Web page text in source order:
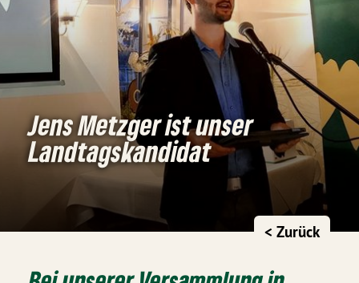
Jens Metzger ist unser
Landtagskandidat
< Zurück